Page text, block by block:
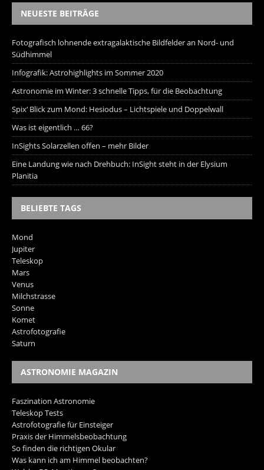
NEUESTE BEITRÄGE
Fotografisch lohnende extragalaktische Bildfelder an Nord- und
Südhimmel
Infografik: Astrohighlights im Sommer 2020
Astronomie im Winter: 3 schnelle Tipps, für die Beobachtung
Spix‘ Blick zum Mond: Hesiodus – Lichtspiele und Doppelwall
Was ist eigentlich … 66?
InSights Solarzellen offen – mehr Bilder
Eine Landung wie nach Drehbuch: InSight steht in der Elysium
Planitia
BELIEBTE TAGS
Mond
Jupiter
Teleskop
Mars
Venus
Milchstrasse
Sonne
Komet
Astrofotografie
Saturn
ASTRONOMIE MAGAZIN
Faszination Astronomie
Teleskop Tests
Astrofotografie für Einsteiger
Praxis der Himmelsbeobachtung
So finden die richtigen Okular
Was kann ich am Himmel beobachten?